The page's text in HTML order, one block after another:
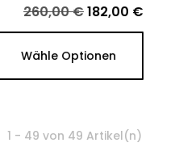
Verkaufspreis
260,00 €Preis
182,00 €
Wähle Optionen
1 - 49 von 49 Artikel(n)